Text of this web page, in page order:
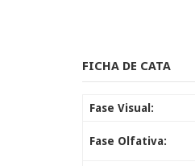
FICHA DE CATA
Fase Visual:
Fase Olfativa: